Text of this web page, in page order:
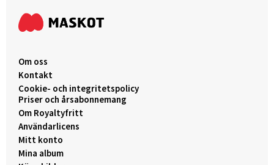
Om oss
Kontakt
Cookie- och integritetspolicy
Priser och årsabonnemang
Om Royaltyfritt
Användarlicens
Mitt konto
Mina album